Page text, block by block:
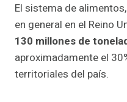
El sistema de
en general en el Reino
130 millones de
aproximadamente el
territoriales del país.